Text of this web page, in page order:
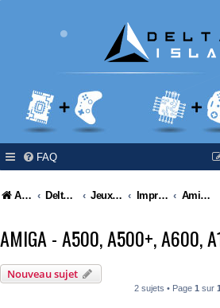
FAQ
Accueil Delta Island Jeux Video Impressions 3D Amiga - A500, A500+, A600, A1200, CD32
AMIGA - A500, A500+, A600,
Nouveau sujet
2 sujets • Page 1 sur 1